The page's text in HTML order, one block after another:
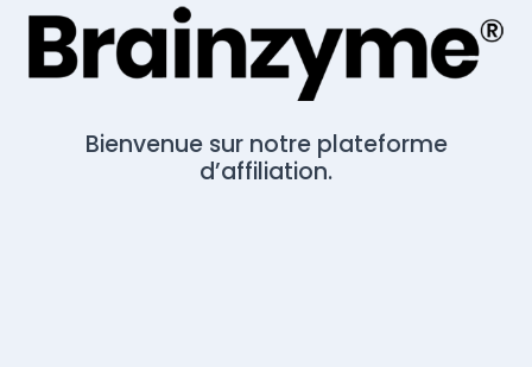
Bienvenue sur notre plateforme
d’affiliation.